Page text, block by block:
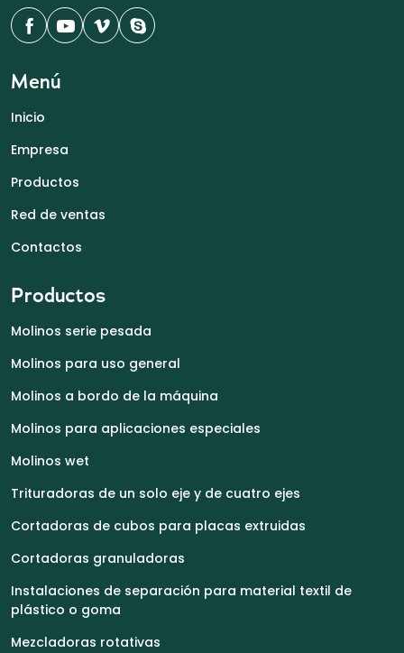
Menú
Inicio
Empresa
Productos
Red de ventas
Contactos
Productos
Molinos serie pesada
Molinos para uso general
Molinos a bordo de la máquina
Molinos para aplicaciones especiales
Molinos wet
Trituradoras de un solo eje y de cuatro ejes
Cortadoras de cubos para placas extruidas
Cortadoras granuladoras
Instalaciones de separación para material textil de
plástico o goma
Mezcladoras rotativas